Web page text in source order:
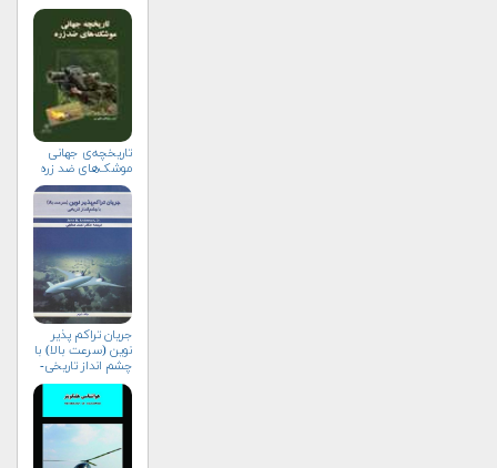
تاریخچه‌ی جهانی
موشک‌های ضد زره
جریان تراکم پذیر
نوین (سرعت بالا) با
چشم انداز تاریخی-
جلد دوم